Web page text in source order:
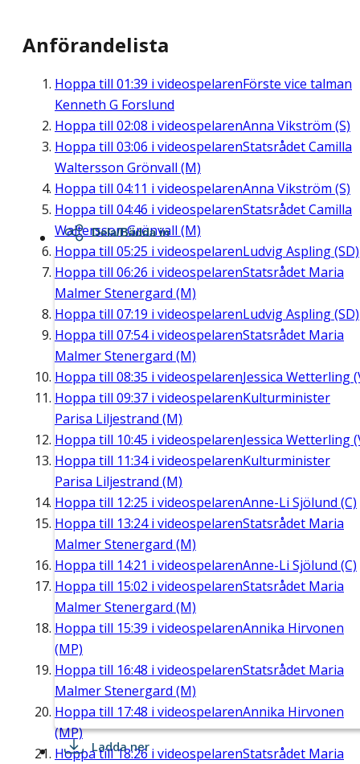
Anförandelista
Hoppa till 01:39 i videospelarenFörste vice talman
Kenneth G Forslund
Hoppa till 02:08 i videospelarenAnna Vikström (S)
Hoppa till 03:06 i videospelarenStatsrådet Camilla
Waltersson Grönvall (M)
Hoppa till 04:11 i videospelarenAnna Vikström (S)
Hoppa till 04:46 i videospelarenStatsrådet Camilla
Waltersson Grönvall (M)
Hoppa till 05:25 i videospelarenLudvig Aspling (SD)
Hoppa till 06:26 i videospelarenStatsrådet Maria
Malmer Stenergard (M)
Hoppa till 07:19 i videospelarenLudvig Aspling (SD)
Hoppa till 07:54i videospelarenStatsrådet Maria
Malmer Stenergard (M)
Hoppa till 08:35 i videospelarenJessica Wetterling
Hoppa till 09:37 i videospelarenKulturminister
Parisa Liljestrand (M)
Hoppa till 10:45 i videospelarenJessica Wetterling
Hoppa till 11:34i videospelarenKulturminister
Parisa Liljestrand (M)
Hoppa till 12:25 i videospelarenAnne-Li Sjölund (C)
Hoppa till 13:24i videospelarenStatsrådet Maria
Malmer Stenergard (M)
Hoppa till 14:21 i videospelarenAnne-Li Sjölund (C)
Hoppa till 15:02 i videospelarenStatsrådet Maria
Malmer Stenergard (M)
Hoppa till 15:39 i videospelarenAnnika Hirvonen
(MP)
Hoppa till 16:48 i videospelarenStatsrådet Maria
Malmer Stenergard (M)
Hoppa till 17:48 i videospelarenAnnika Hirvonen
(MP)
Hoppa till18:26 i videospelarenStatsrådet Maria
Dela/Bädda in
Ladda ner